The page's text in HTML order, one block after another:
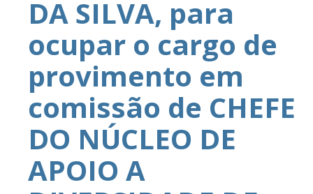
DA SILVA, para
ocupar o cargo de
provimento em
comissão de CHEFE
DO NÚCLEO DE
APOIO A